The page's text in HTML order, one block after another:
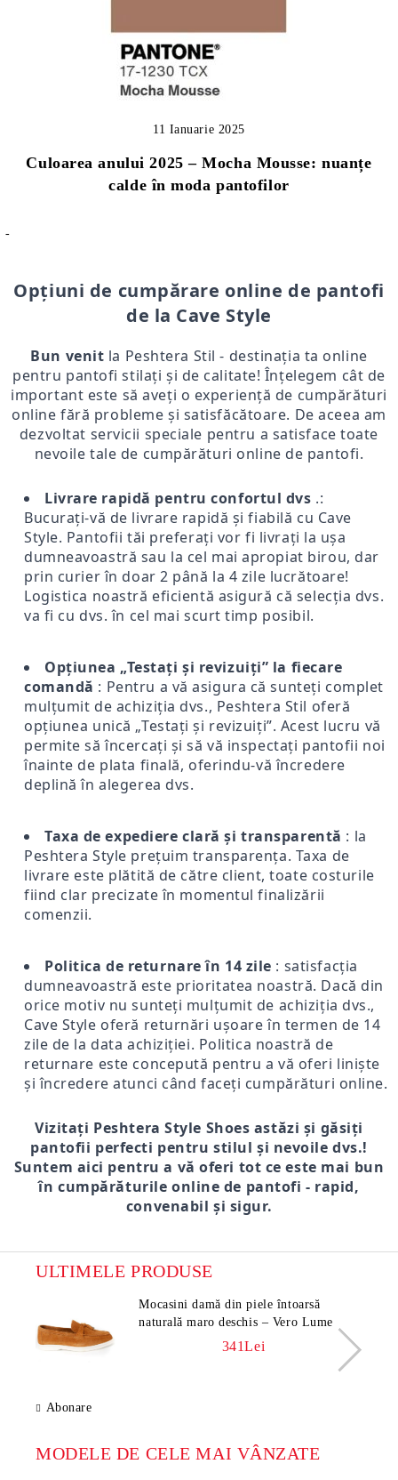
Culoarea anului 2025 – Mocha Mousse: nuanțe
calde în moda pantofilor
11 Ianuarie 2025
-
Opțiuni de cumpărare online de pantofi
de la Cave Style
Bun venit la Peshtera Stil - destinația ta online
pentru pantofi stilați și de calitate! Înțelegem cât de
important este să aveți o experiență de cumpărături
online fără probleme și satisfăcătoare. De aceea am
dezvoltat servicii speciale pentru a satisface toate
nevoile tale de cumpărături online de pantofi.
Livrare rapidă pentru confortul dvs .:
Bucurați-vă de livrare rapidă și fiabilă cu Cave
Style. Pantofii tăi preferați vor fi livrați la ușa
dumneavoastră sau la cel mai apropiat birou, dar
prin curier în doar 2 până la 4 zile lucrătoare!
Logistica noastră eficientă asigură că selecția dvs.
va fi cu dvs. în cel mai scurt timp posibil.
Opțiunea „Testați și revizuiți” la fiecare
comandă : Pentru a vă asigura că sunteți complet
mulțumit de achiziția dvs., Peshtera Stil oferă
opțiunea unică „Testați și revizuiți”. Acest lucru vă
permite să încercați și să vă inspectați pantofii noi
înainte de plata finală, oferindu-vă încredere
deplină în alegerea dvs.
Taxa de expediere clară și transparentă : la
Peshtera Style prețuim transparența. Taxa de
livrare este plătită de către client, toate costurile
fiind clar precizate în momentul finalizării
comenzii.
Politica de returnare în 14 zile : satisfacția
dumneavoastră este prioritatea noastră. Dacă din
orice motiv nu sunteți mulțumit de achiziția dvs.,
Cave Style oferă returnări ușoare în termen de 14
zile de la data achiziției. Politica noastră de
returnare este concepută pentru a vă oferi liniște
și încredere atunci când faceți cumpărături online.
Vizitați Peshtera Style Shoes astăzi și găsiți
pantofii perfecti pentru stilul și nevoile dvs.!
Suntem aici pentru a vă oferi tot ce este mai bun
în cumpărăturile online de pantofi - rapid,
convenabil și sigur.
ULTIMELE PRODUSE
Mocasini damă din piele întoarsă
naturală maro deschis – Vero Lume
341Lei
Abonare
MODELE DE CELE MAI VÂNZATE